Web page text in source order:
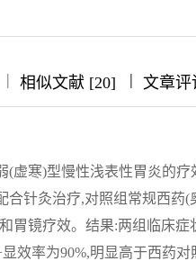
| 相似文献 [20] ||| 文章评
(虚寒)型慢性浅表性胃炎的
合针灸治疗,对照组常规西药
胃镜疗效。结果:两组临床症
效率为90%,明显高于西药对